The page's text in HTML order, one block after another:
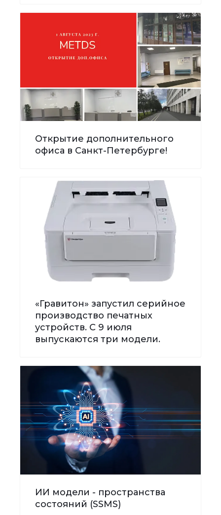
Открытие дополнительного
офиса в Санкт-Петербурге!
«Гравитон» запустил серийное
производство печатных
устройств. С 9 июля
выпускаются три модели.
ИИ модели - пространства
состояний (SSMS)